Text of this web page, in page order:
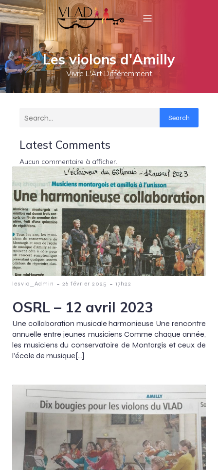
Les violons d'Amilly
Vivre L'Art Différemment
Search
Latest Comments
Aucun commentaire à afficher.
lesvio_Admin - 26 février 2025 - 17h22
OSRL – 12 avril 2023
Une collaboration musicale harmonieuse Une rencontre
annuelle entre jeunes musiciens Comme chaque année,
les musiciens du conservatoire de Montargis et ceux de
l’école de musique[…]